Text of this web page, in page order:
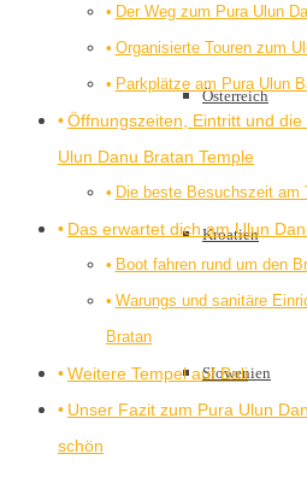
Österreich
Kroatien
Slowenien
Der Weg zum Pura Ulun
Organisierte Touren zum
Parkplätze am Pura Ulun
Öffnungszeiten, Eintritt und
Ulun Danu Bratan Temple
Die beste Besuchszeit am
Das erwartet dich am Ulun
Boot fahren rund um den
Warungs und sanitäre
Bratan
Weitere Tempel auf Bali
Unser Fazit zum Pura Ulun
schön